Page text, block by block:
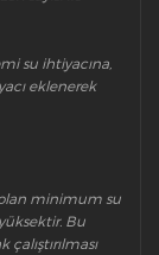
su ihtiyacına,
eklenerek
minimum su
Bu